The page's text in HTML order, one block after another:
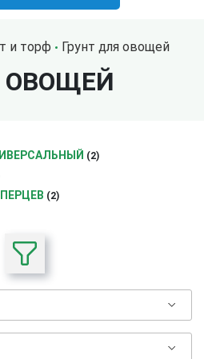
и торф Грунт для овощей
ОВОЩЕЙ
(2)
(2)